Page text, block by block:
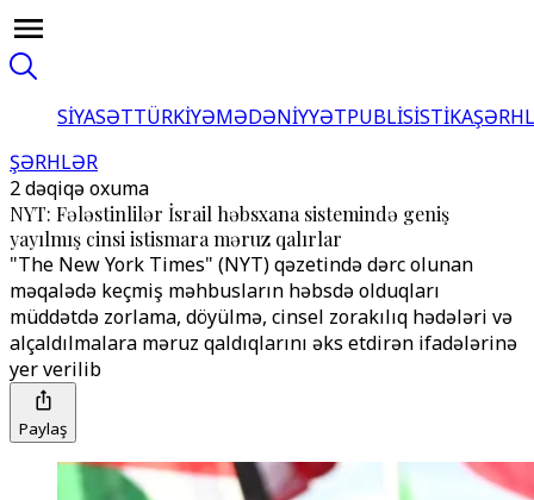
SİYASƏTTÜRKİYƏMƏDƏNİYYƏTPUBLİSİSTİKA
ŞƏRHLƏR
2 dəqiqə oxuma
NYT: Fələstinlilər İsrail həbsxana sistemində geniş
yayılmış cinsi istismara məruz qalırlar
"The New York Times" (NYT) qəzetində dərc olunan
məqalədə keçmiş məhbusların həbsdə olduqları
müddətdə zorlama, döyülmə, cinsel zorakılıq hədələri və
alçaldılmalara məruz qaldıqlarını əks etdirən ifadələrinə
yer verilib
Paylaş